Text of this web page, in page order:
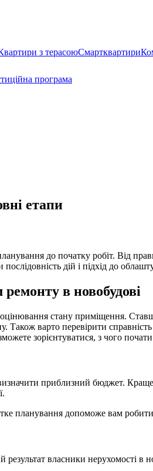
з терасоюСмартквартири
програма
етапи
до початку робіт. Від
дій і підхід до
в новобудові
стану приміщення.
варто перевірити
зорієнтуватися, з чого
приблизний бюджет. Краще
планування допоможе вам
власники нерухомості